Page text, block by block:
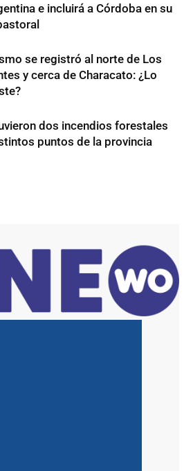
e incluirá a Córdoba en su
se registró al norte de Los
y cerca de Characato: ¿Lo
dos incendios forestales
puntos de la provincia